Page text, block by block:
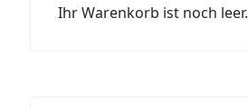
Ihr Warenkorb ist noch leer.